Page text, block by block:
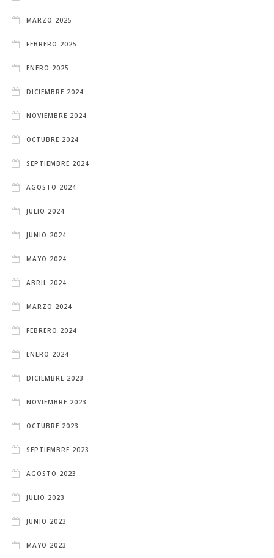
MARZO 2025
FEBRERO 2025
ENERO 2025
DICIEMBRE 2024
NOVIEMBRE 2024
OCTUBRE 2024
SEPTIEMBRE 2024
AGOSTO 2024
JULIO 2024
JUNIO 2024
MAYO 2024
ABRIL 2024
MARZO 2024
FEBRERO 2024
ENERO 2024
DICIEMBRE 2023
NOVIEMBRE 2023
OCTUBRE 2023
SEPTIEMBRE 2023
AGOSTO 2023
JULIO 2023
JUNIO 2023
MAYO 2023